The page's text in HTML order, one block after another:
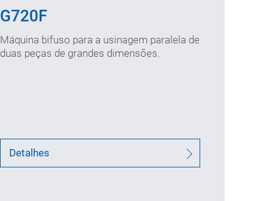
G720F
Máquina bifuso para a usinagem paralela de
duas peças de grandes dimensões.
Detalhes
Diâmetro de interferência: 2x1.500
(mm)